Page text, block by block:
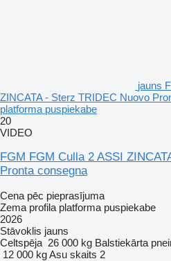
jauns
ZINCATA - Sterz TRIDEC Nuovo
platforma puspiekabe
20
VIDEO
FGM FGM Culla 2 ASSI
Pronta consegna
Cena pēc pieprasījuma
Zema profila platforma puspiekabe
2026
Stāvoklis jauns
Celtspēja 26 000 kg Balstiekārta
12 000 kgAsu skaits 2